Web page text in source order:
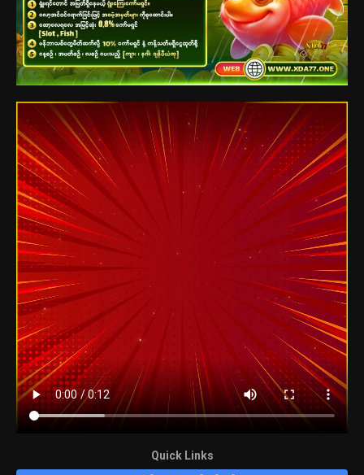
Quick Links